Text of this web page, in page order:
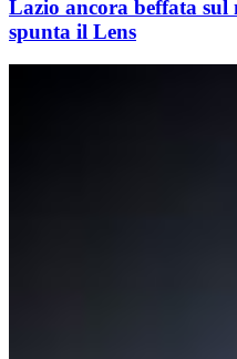
Lazio ancora beffata
spunta il Lens